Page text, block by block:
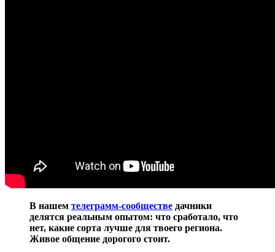
В нашем телеграмм-сообществе дачники
делятся реальным опытом: что сработало, что
нет, какие сорта лучше для твоего региона.
Живое общение дорогого стоит.